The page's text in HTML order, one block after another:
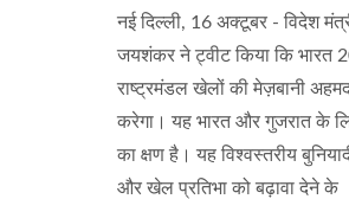
नई दिल्ली, 16 अक्टूबर - विदेश
जयशंकर ने ट्वीट किया कि भारत
राष्ट्रमंडल खेलों की मेज़बानी
करेगा। यह भारत और गुजरात के
का क्षण है। यह विश्वस्तरीय
और खेल प्रतिभा को बढ़ावा देने के